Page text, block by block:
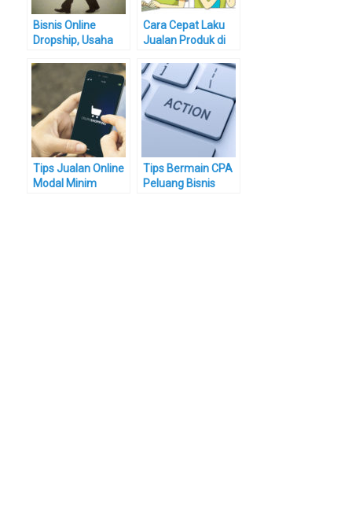
Bisnis Online
Dropship, Usaha
Modal Untuk
Semua Golongan
Masyarakat
Cara Cepat Laku
Jualan Produk di
Praktis dan Bisa
Anda Coba
Sekarang Juga
Tips Jualan Online
Modal Minim
Tips Bermain CPA
Peluang Bisnis